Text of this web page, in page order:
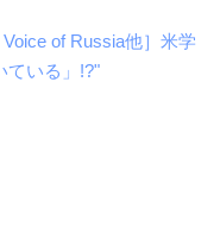
of Russia他］米学
ている」!?"